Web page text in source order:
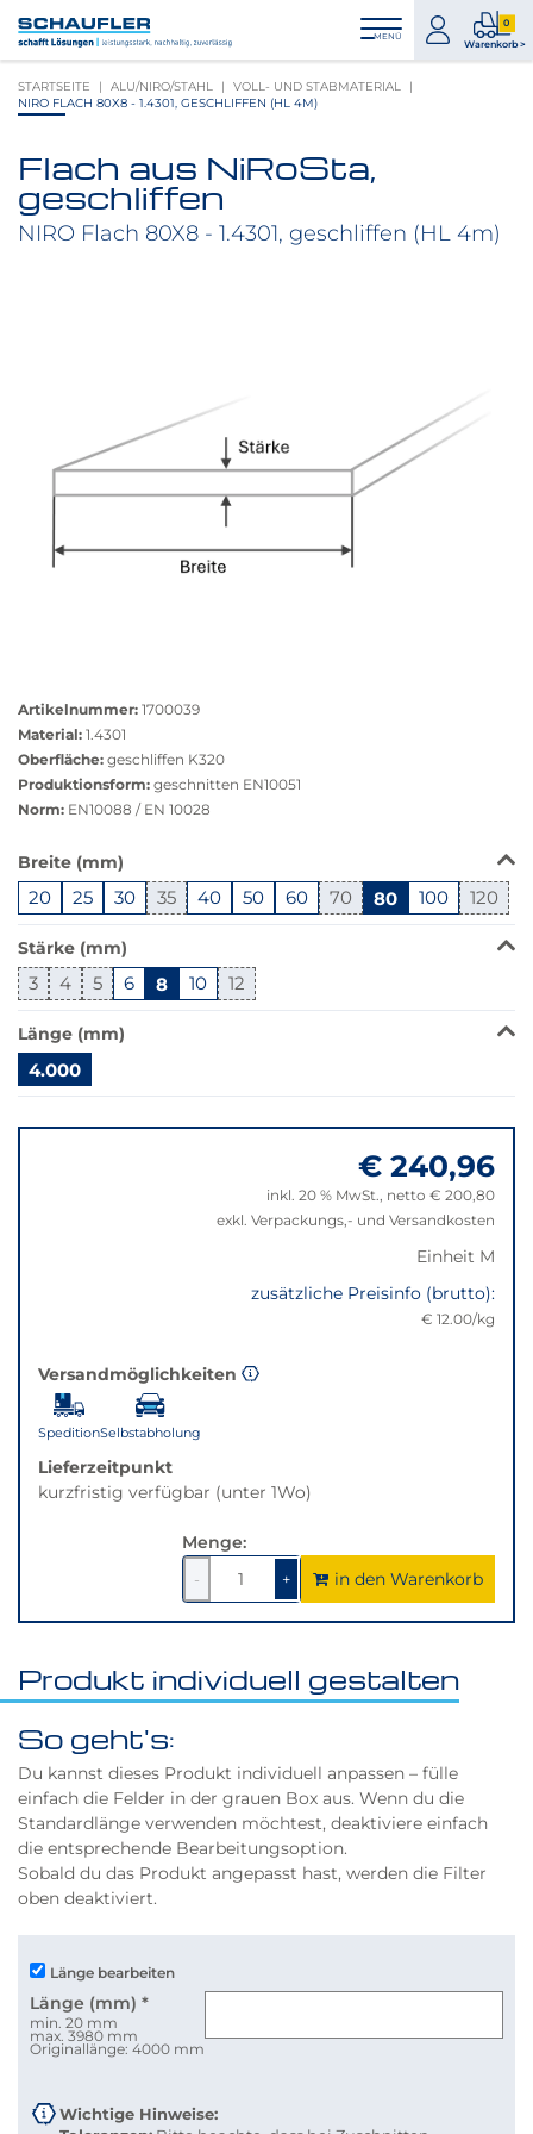
Inhalt
Hauptnavigation
Footernavigation
Logo
Schaufler
verlinkt
zur
MENÜ
zum
Konto
0
Warenkorb >
0
STARTSEITE ALU/NIRO/STAHL
VOLL- UND STABMATERIAL
NIRO FLACH 80X8 - 1.4301, GESCHLIFFEN (HL 4M)
Produktbilder
überspringen
Flach aus NiRoSta,
geschliffen
NIRO Flach 80X8 - 1.4301, geschliffen (HL 4m)
anzeigen
Artikelnummer: 1700039
Material: 1.4301
Oberfläche: geschliffen K320
Produktionsform: geschnitten EN10051
Norm: EN10088 / EN 10028
Produkt
ist
in
dieser
Variante
nicht
verfügbar.
Bei
Klick
wechselt
der
Breite (mm)
20 25 30 35 40 50 60 70 80 100 120
Stärke (mm)
3 4 5 6 8 10 12
Länge (mm)
4.000
zu
€ 240,96
inkl. 20 % MwSt., netto € 200,80
exkl. Verpackungs,- und Versandkosten
Einheit M
zusätzliche Preisinfo (brutto):
€ 12.00/kg
Versandmöglichkeiten
SpeditionSelbstabholung
Lieferzeitpunkt
kurzfristig verfügbar (unter 1Wo)
Menge:
-
1
verringern
+1um
1
erhöhen
in den Warenkorb
Produkt individuell gestalten
So geht's:
Du kannst dieses Produkt individuell anpassen – fülle
einfach die Felder in der grauen Box aus. Wenn du die
Standardlänge verwenden möchtest, deaktiviere einfach
die entsprechende Bearbeitungsoption.
Sobald du das Produkt angepasst hast, werden die Filter
oben deaktiviert.
Länge bearbeiten
Länge (mm) *
min. 20 mm
max. 3980 mm
Originallänge: 4000 mm
Wichtige Hinweise: